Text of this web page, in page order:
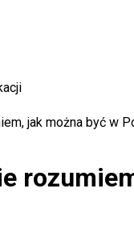
jak można być w